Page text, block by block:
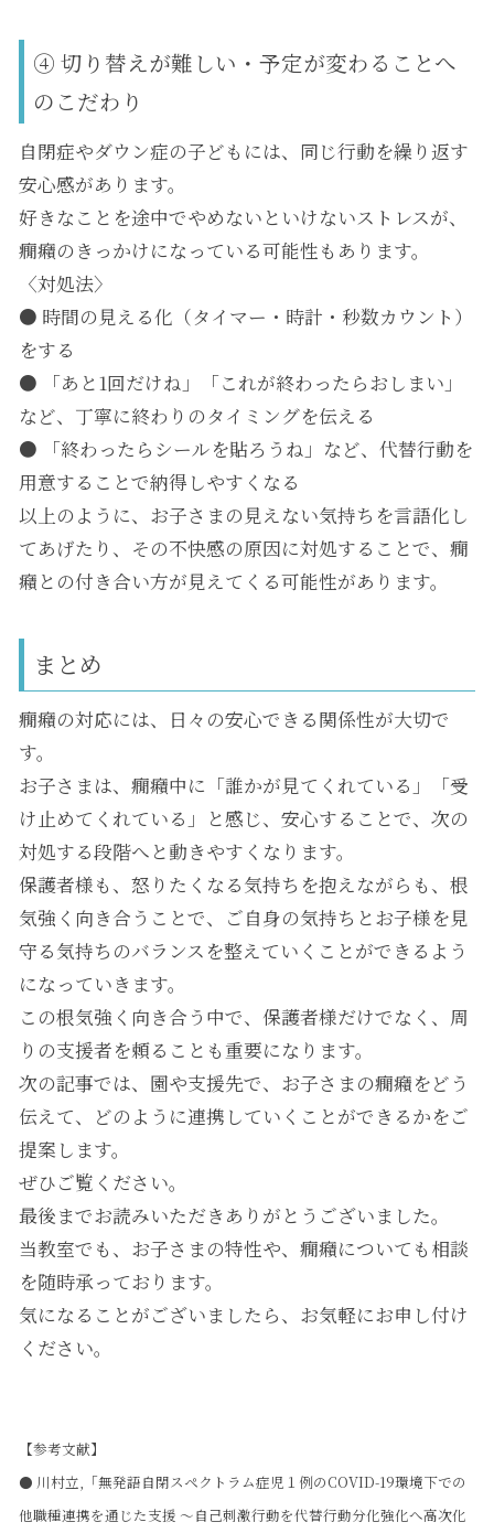
④ 切り替えが難しい・予定が変わることへ
のこだわり
自閉症やダウン症の子どもには、同じ行動を繰り返す
安心感があります。
好きなことを途中でやめないといけないストレスが、
癇癪のきっかけになっている可能性もあります。
〈対処法〉
● 時間の見える化（タイマー・時計・秒数カウント）
をする
● 「あと1回だけね」「これが終わったらおしまい」
など、丁寧に終わりのタイミングを伝える
● 「終わったらシールを貼ろうね」など、代替行動を
用意することで納得しやすくなる
以上のように、お子さまの見えない気持ちを言語化し
てあげたり、その不快感の原因に対処することで、癇
癪との付き合い方が見えてくる可能性があります。
まとめ
癇癪の対応には、日々の安心できる関係性が大切で
す。
お子さまは、癇癪中に「誰かが見てくれている」「受
け止めてくれている」と感じ、安心することで、次の
対処する段階へと動きやすくなります。
保護者様も、怒りたくなる気持ちを抱えながらも、根
気強く向き合うことで、ご自身の気持ちとお子様を見
守る気持ちのバランスを整えていくことができるよう
になっていきます。
この根気強く向き合う中で、保護者様だけでなく、周
りの支援者を頼ることも重要になります。
次の記事では、園や支援先で、お子さまの癇癪をどう
伝えて、どのように連携していくことができるかをご
提案します。
ぜひご覧ください。
最後までお読みいただきありがとうございました。
当教室でも、お子さまの特性や、癇癪についても相談
を随時承っております。
気になることがございましたら、お気軽にお申し付け
ください。
【参考文献】
● 川村立,「無発語自閉スペクトラム症児１例のCOVID-19環境下での
他職種連携を通じた支援 〜自己刺激行動を代替行動分化強化へ高次化